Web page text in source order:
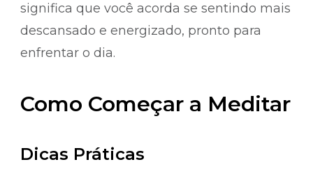
significa que você acorda se sentindo mais
descansado e energizado, pronto para
enfrentar o dia.
Como Começar a Meditar
Dicas Práticas